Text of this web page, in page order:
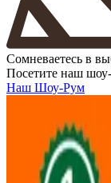
Сомневаетесь в
Посетите наш
Наш Шоу-Рум